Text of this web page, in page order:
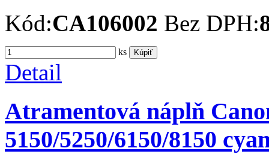
Kód:CA106002 Bez DPH:
ks Kúpiť
Detail
Atramentová náplň
5150/5250/6150/8150